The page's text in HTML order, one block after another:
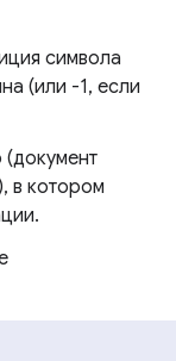
символа
(или -1, если
(документ
), в котором